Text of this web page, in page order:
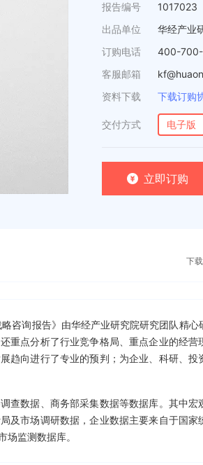
报告编号
1017023
出品单位
华经产业
订购电话
400-
客服邮箱
资料下载
下载订购
交付方式 电子版
立即订购
下
咨询报告》由华经产业研究院研究团队精心
重点分析了行业竞争格局、重点企业的经营
趋向进行了专业的预判；为企业、科研、投
查数据、商务部采集数据等数据库。其中宏
及市场调研数据，企业数据主要来自于国家
监测数据库。